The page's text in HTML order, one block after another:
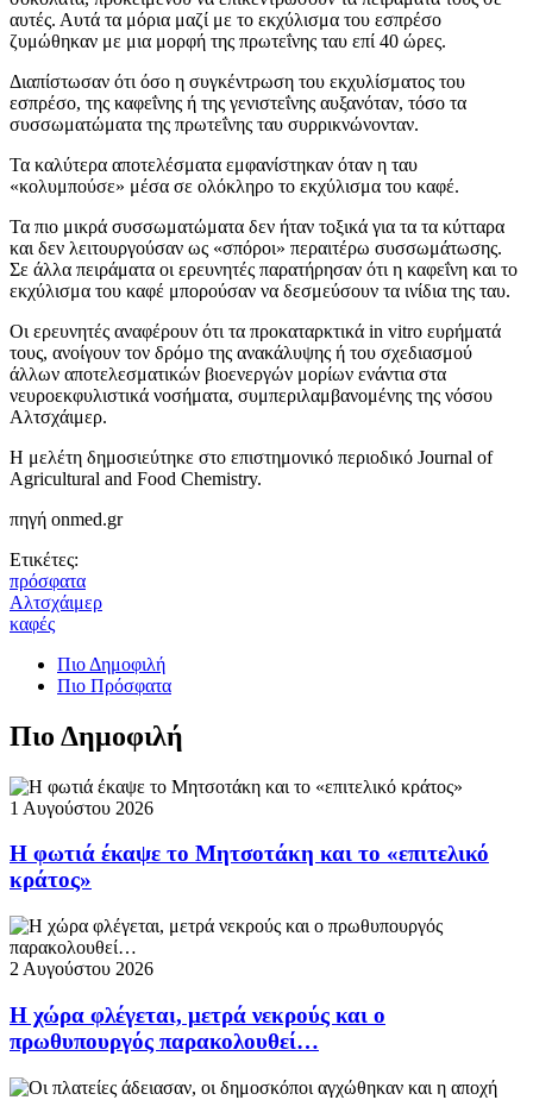
αυτές. Αυτά τα μόρια μαζί με το εκχύλισμα του εσπρέσο
ζυμώθηκαν με μια μορφή της πρωτεΐνης ταυ επί 40 ώρες.
Διαπίστωσαν ότι όσο η συγκέντρωση του εκχυλίσματος του
εσπρέσο, της καφεΐνης ή της γενιστεΐνης αυξανόταν, τόσο τα
συσσωματώματα της πρωτεΐνης ταυ συρρικνώνονταν.
Τα καλύτερα αποτελέσματα εμφανίστηκαν όταν η ταυ
«κολυμπούσε» μέσα σε ολόκληρο το εκχύλισμα του καφέ.
Τα πιο μικρά συσσωματώματα δεν ήταν τοξικά για τα τα κύτταρα
και δεν λειτουργούσαν ως «σπόροι» περαιτέρω συσσωμάτωσης.
Σε άλλα πειράματα οι ερευνητές παρατήρησαν ότι η καφεΐνη και το
εκχύλισμα του καφέ μπορούσαν να δεσμεύσουν τα ινίδια της ταυ.
Οι ερευνητές αναφέρουν ότι τα προκαταρκτικά in vitro ευρήματά
τους, ανοίγουν τον δρόμο της ανακάλυψης ή του σχεδιασμού
άλλων αποτελεσματικών βιοενεργών μορίων ενάντια στα
νευροεκφυλιστικά νοσήματα, συμπεριλαμβανομένης της νόσου
Αλτσχάιμερ.
Η μελέτη δημοσιεύτηκε στο επιστημονικό περιοδικό Journal of
Agricultural and Food Chemistry.
πηγή onmed.gr
Ετικέτες:
πρόσφατα
Αλτσχάιμερ
καφές
Πιο Δημοφιλή
Πιο Πρόσφατα
Πιο Δημοφιλή
1 Αυγούστου 2026
Η φωτιά έκαψε το Μητσοτάκη και το «επιτελικό
κράτος»
2 Αυγούστου 2026
Η χώρα φλέγεται, μετρά νεκρούς και ο
πρωθυπουργός παρακολουθεί…